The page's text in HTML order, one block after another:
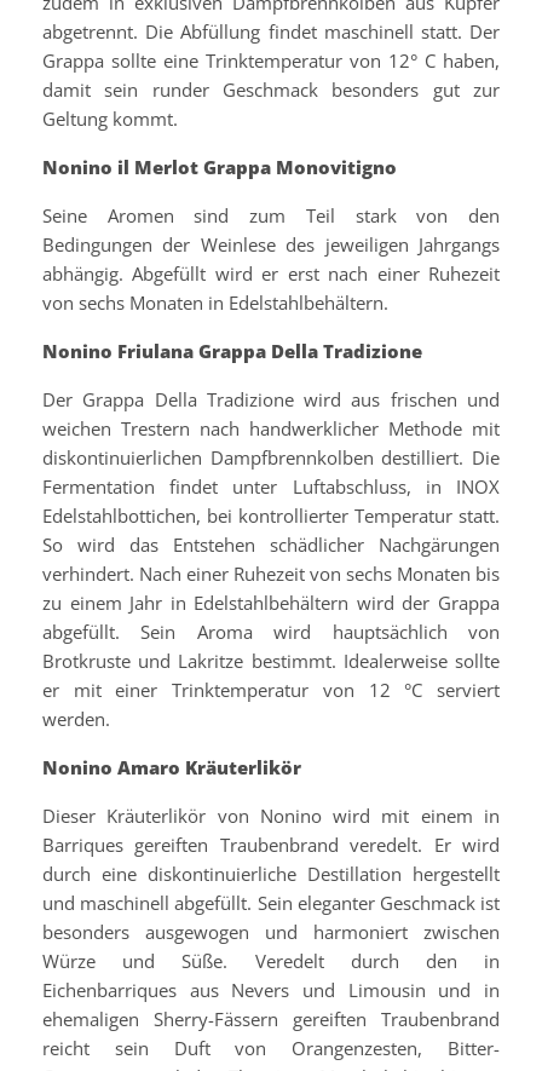
abgetrennt. Die Abfüllung findet maschinell statt. Der
Grappa sollte eine Trinktemperatur von 12° C haben,
damit sein runder Geschmack besonders gut zur
Geltung kommt.
Nonino il Merlot Grappa Monovitigno
Seine Aromen sind zum Teil stark von den
Bedingungen der Weinlese des jeweiligen Jahrgangs
abhängig. Abgefüllt wird er erst nach einer Ruhezeit
von sechs Monaten in Edelstahlbehältern.
Nonino Friulana Grappa Della Tradizione
Der Grappa Della Tradizione wird aus frischen und
weichen Trestern nach handwerklicher Methode mit
diskontinuierlichen Dampfbrennkolben destilliert. Die
Fermentation findet unter Luftabschluss, in INOX
Edelstahlbottichen, bei kontrollierter Temperatur statt.
So wird das Entstehen schädlicher Nachgärungen
verhindert. Nach einer Ruhezeit von sechs Monaten bis
zu einem Jahr in Edelstahlbehältern wird der Grappa
abgefüllt. Sein Aroma wird hauptsächlich von
Brotkruste und Lakritze bestimmt. Idealerweise sollte
er mit einer Trinktemperatur von 12 °C serviert
werden.
Nonino Amaro Kräuterlikör
Dieser Kräuterlikör von Nonino wird mit einem in
Barriques gereiften Traubenbrand veredelt. Er wird
durch eine diskontinuierliche Destillation hergestellt
und maschinell abgefüllt. Sein eleganter Geschmack ist
besonders ausgewogen und harmoniert zwischen
Würze und Süße. Veredelt durch den in
Eichenbarriques aus Nevers und Limousin und in
ehemaligen Sherry-Fässern gereiften Traubenbrand
reicht sein Duft von Orangenzesten, Bitter-